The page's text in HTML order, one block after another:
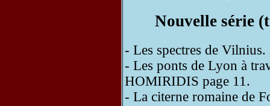
Nouvelle série
- Les spectres de
- Les ponts de Lyon à
HOMIRIDIS page 11.
- La citerne romaine de